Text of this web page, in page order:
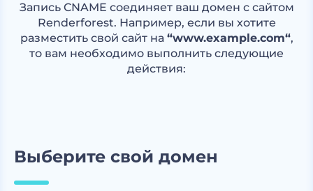
Запись CNAME соединяет ваш домен с сайтом
Renderforest. Например, если вы хотите
разместить свой сайт на “www.example.com“,
то вам необходимо выполнить следующие
действия:
Выберите свой домен